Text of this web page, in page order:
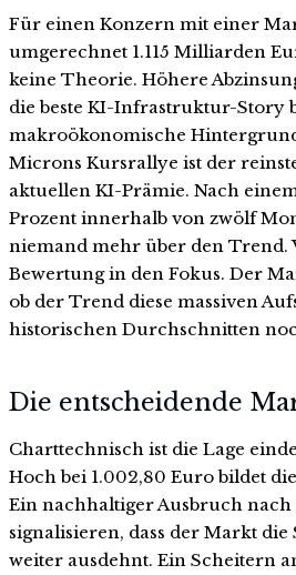
Für einen Konzern mit einer
umgerechnet 1.115 Milliarden
keine Theorie. Höhere
die beste KI-Infrastruktur-Story
makroökonomische
Microns Kursrallye ist der
aktuellen KI-Prämie. Nach
Prozent innerhalb von zwölf
niemand mehr über den Trend.
Bewertung in den Fokus. Der
ob der Trend diese massiven
historischen Durchschnitten
Die entscheidende
Charttechnisch ist die Lage
Hoch bei 1.002,80 Euro bildet
Ein nachhaltiger Ausbruch
signalisieren, dass der Markt
weiter ausdehnt. Ein Scheitern